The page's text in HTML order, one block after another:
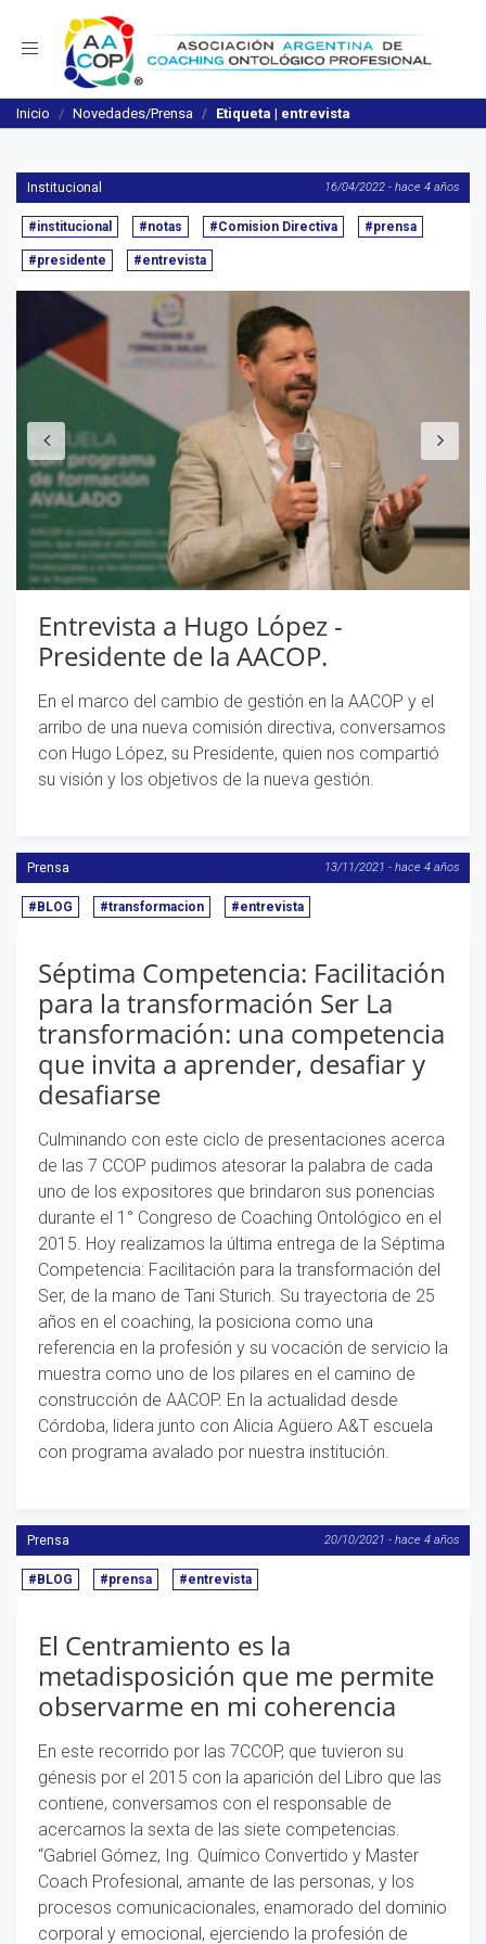
Navegación
Inicio Novedades/Prensa Etiqueta | entrevista
Institucional 16/04/2022 - hace 4 años
#institucional #notas #Comision Directiva #prensa
#presidente #entrevista
Anterior
Entrevista a Hugo López -
Presidente de la AACOP.
En el marco del cambio de gestión en la AACOP y el
arribo de una nueva comisión directiva, conversamos
con Hugo López, su Presidente, quien nos compartió
su visión y los objetivos de la nueva gestión.
Prensa 13/11/2021 - hace 4 años
#BLOG #transformacion #entrevista
Séptima Competencia: Facilitación
para la transformación Ser La
transformación: una competencia
que invita a aprender, desafiar y
desafiarse
Culminando con este ciclo de presentaciones acerca
de las 7 CCOP pudimos atesorar la palabra de cada
uno de los expositores que brindaron sus ponencias
durante el 1° Congreso de Coaching Ontológico en el
2015. Hoy realizamos la última entrega de la Séptima
Competencia: Facilitación para la transformación del
Ser, de la mano de Tani Sturich. Su trayectoria de 25
años en el coaching, la posiciona como una
referencia en la profesión y su vocación de servicio la
muestra como uno de los pilares en el camino de
construcción de AACOP. En la actualidad desde
Córdoba, lidera junto con Alicia Agüero A&T escuela
con programa avalado por nuestra institución.
Prensa 20/10/2021 - hace 4 años
#BLOG #prensa #entrevista
El Centramiento es la
metadisposición que me permite
observarme en mi coherencia
En este recorrido por las 7CCOP, que tuvieron su
génesis por el 2015 con la aparición del Libro que las
contiene, conversamos con el responsable de
acercarnos la sexta de las siete competencias.
“Gabriel Gómez, Ing. Químico Convertido y Master
Coach Profesional, amante de las personas, y los
procesos comunicacionales, enamorado del dominio
corporal y emocional, ejerciendo la profesión de